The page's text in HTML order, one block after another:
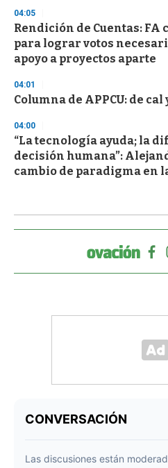
04:05
Rendición de Cuentas: FA
para lograr votos
apoyo a proyectos aparte
04:01
Columna de APPCU: de
04:00
“La tecnología ayuda; la
decisión humana”:
cambio de paradigma en